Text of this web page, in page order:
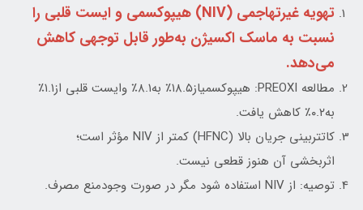
تهویه غیرتهاجمی (NIV) هیپوکسمی و ایست قلبی را
نسبت به ماسک اکسیژن به‌طور قابل توجهی کاهش
می‌دهد.
مطالعه PREOXI: هیپوکسمیاز۱۸.۵٪ به۸.۱٪ وایست قلبی از۱.۱٪
به۰.۲٪ کاهش یافت.
کاتتربینی جریان بالا (HFNC) کمتر از NIV مؤثر است؛
اثربخشی آن هنوز قطعی نیست.
توصیه: از NIV استفاده شود مگر در صورت وجودمنع مصرف.